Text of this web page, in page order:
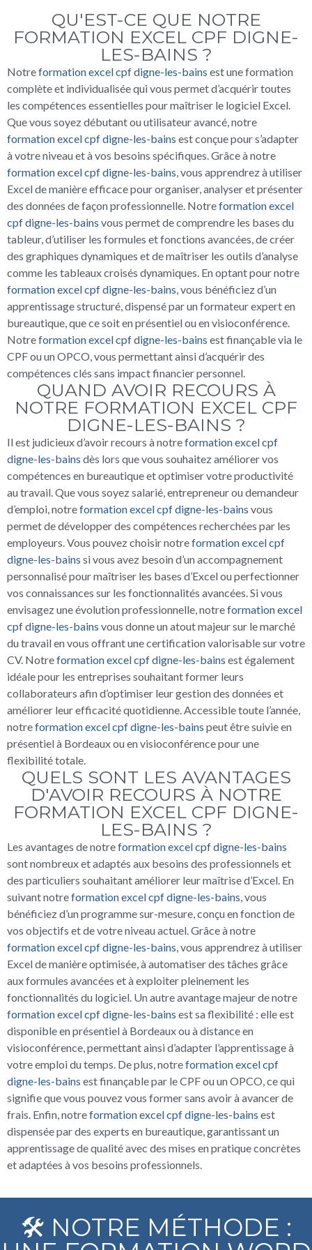
QU'EST-CE QUE NOTRE
FORMATION EXCEL CPF DIGNE-
LES-BAINS ?
Notreformation excel cpf digne-les-bains est une formation
complète et individualisée qui vous permet d’acquérir toutes
les compétences essentielles pour maîtriser le logiciel Excel.
Que vous soyez débutant ou utilisateur avancé, notre
formation excel cpf digne-les-bains est conçue pour s’adapter
à votre niveau et à vos besoins spécifiques. Grâce à notre
formation excel cpf digne-les-bains , vous apprendrez à utiliser
Excel de manière efficace pour organiser, analyser et présenter
des données de façon professionnelle. Notreformation excel
cpf digne-les-bains vous permet de comprendre les bases du
tableur, d’utiliser les formules et fonctions avancées, de créer
des graphiques dynamiques et de maîtriser les outils d’analyse
comme les tableaux croisés dynamiques. En optant pour notre
formation excel cpf digne-les-bains , vous bénéficiez d’un
apprentissage structuré, dispensé par un formateur expert en
bureautique, que ce soit en présentiel ou en visioconférence.
Notreformation excel cpf digne-les-bains est finançable via le
CPF ou un OPCO, vous permettant ainsi d’acquérir des
compétences clés sans impact financier personnel.
QUAND AVOIR RECOURS À
NOTRE FORMATION EXCEL CPF
DIGNE-LES-BAINS ?
Il est judicieux d’avoir recours à notreformation excel cpf
digne-les-bains dès lors que vous souhaitez améliorer vos
compétences en bureautique et optimiser votre productivité
au travail. Que vous soyez salarié, entrepreneur ou demandeur
d’emploi, notreformation excel cpf digne-les-bains vous
permet de développer des compétences recherchées par les
employeurs. Vous pouvez choisir notreformation excel cpf
digne-les-bains si vous avez besoin d’un accompagnement
personnalisé pour maîtriser les bases d’Excel ou perfectionner
vos connaissances sur les fonctionnalités avancées. Si vous
envisagez une évolution professionnelle, notreformation excel
cpf digne-les-bains vous donne un atout majeur sur le marché
du travail en vous offrant une certification valorisable sur votre
CV. Notreformation excel cpf digne-les-bains est également
idéale pour les entreprises souhaitant former leurs
collaborateurs afin d’optimiser leur gestion des données et
améliorer leur efficacité quotidienne. Accessible toute l’année,
notreformation excel cpf digne-les-bains peut être suivie en
présentiel à Bordeaux ou en visioconférence pour une
flexibilité totale.
QUELS SONT LES AVANTAGES
D'AVOIR RECOURS À NOTRE
FORMATION EXCEL CPF DIGNE-
LES-BAINS ?
Les avantages de notreformation excel cpf digne-les-bains
sont nombreux et adaptés aux besoins des professionnels et
des particuliers souhaitant améliorer leur maîtrise d’Excel. En
suivant notreformation excel cpf digne-les-bains , vous
bénéficiez d’un programme sur-mesure, conçu en fonction de
vos objectifs et de votre niveau actuel. Grâce à notre
formation excel cpf digne-les-bains , vous apprendrez à utiliser
Excel de manière optimisée, à automatiser des tâches grâce
aux formules avancées et à exploiter pleinement les
fonctionnalités du logiciel. Un autre avantage majeur de notre
formation excel cpf digne-les-bains est sa flexibilité : elle est
disponible en présentiel à Bordeaux ou à distance en
visioconférence, permettant ainsi d’adapter l’apprentissage à
votre emploi du temps. De plus, notreformation excel cpf
digne-les-bains est finançable par le CPF ou un OPCO, ce qui
signifie que vous pouvez vous former sans avoir à avancer de
frais. Enfin, notreformation excel cpf digne-les-bains est
dispensée par des experts en bureautique, garantissant un
apprentissage de qualité avec des mises en pratique concrètes
et adaptées à vos besoins professionnels.
🛠️ NOTRE MÉTHODE :